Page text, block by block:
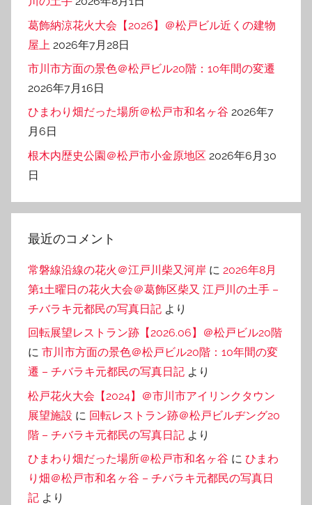
葛飾納涼花火大会【2026】＠松戸ビル近くの建物
屋上 2026年7月28日
市川市方面の景色＠松戸ビル20階：10年間の変遷
2026年7月16日
ひまわり畑だった場所＠松戸市和名ヶ谷 2026年7
月6日
根木内歴史公園＠松戸市小金原地区 2026年6月30
日
最近のコメント
常磐線沿線の花火＠江戸川柴又河岸 に 2026年8月
第1土曜日の花火大会＠葛飾区柴又 江戸川の土手 –
チバラキ元都民の写真日記 より
回転展望レストラン跡【2026.06】＠松戸ビル20階
に 市川市方面の景色＠松戸ビル20階：10年間の変
遷 – チバラキ元都民の写真日記 より
松戸花火大会【2024】＠市川市アイリンクタウン
展望施設 に 回転レストラン跡＠松戸ビルヂング20
階 – チバラキ元都民の写真日記 より
ひまわり畑だった場所＠松戸市和名ヶ谷 に ひまわ
り畑＠松戸市和名ヶ谷 – チバラキ元都民の写真日
記 より